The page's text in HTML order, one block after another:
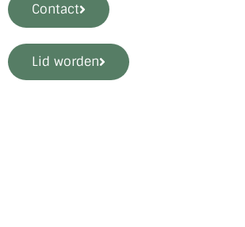
Contact
Lid worden